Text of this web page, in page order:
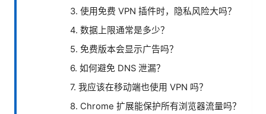
3. 使用免费 VPN 插件时，隐私风险大吗？
4. 数据上限通常是多少？
5. 免费版本会显示广告吗？
6. 如何避免 DNS 泄漏？
7. 我应该在移动端也使用 VPN 吗？
8. Chrome 扩展能保护所有浏览器流量吗？